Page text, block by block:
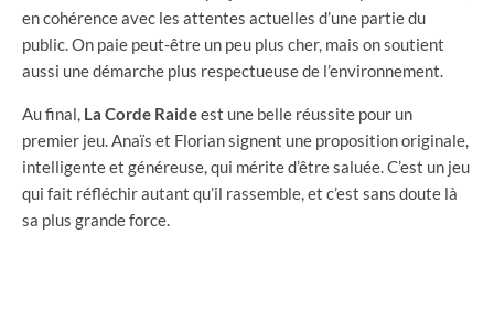
en cohérence avec les attentes actuelles d’une partie du
public. On paie peut-être un peu plus cher, mais on soutient
aussi une démarche plus respectueuse de l’environnement.
Au final, La Corde Raideest une belle réussite pour un
premier jeu. Anaïs et Florian signent une proposition originale,
intelligente et généreuse, qui mérite d’être saluée. C’est un jeu
qui fait réfléchir autant qu’il rassemble, et c’est sans doute là
sa plus grande force.